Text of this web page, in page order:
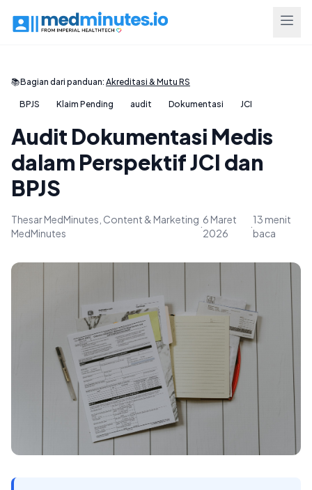
📚Bagian dari panduan: Akreditasi & Mutu RS
BPJS Klaim Pending audit Dokumentasi JCI
Audit Dokumentasi Medis
dalam Perspektif JCI dan
BPJS
Thesar MedMinutes, Content & Marketing
MedMinutes
·
6 Maret
2026
·
13 menit
baca